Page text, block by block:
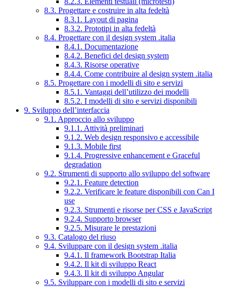
8.3. Progettare e costruire in alta fedeltà
8.3.1. Layout di pagina
8.3.2. Prototipi in alta fedeltà
8.4. Progettare con il design system .italia
8.4.1. Documentazione
8.4.2. Benefici del design system
8.4.3. Risorse operative
8.4.4. Come contribuire al design system .italia
8.5. Progettare con i modelli di sito e servizi
8.5.1. Vantaggi dell’utilizzo dei modelli
8.5.2. I modelli di sito e servizi disponibili
9. Sviluppo dell’interfaccia
9.1. Approccio allo sviluppo
9.1.1. Attività preliminari
9.1.2. Web design responsivo e accessibile
9.1.3. Mobile first
9.1.4. Progressive enhancement e Graceful
degradation
9.2. Strumenti di supporto allo sviluppo del software
9.2.1. Feature detection
9.2.2. Verificare le feature disponibili con Can I
use
9.2.3. Strumenti e risorse per CSS e JavaScript
9.2.4. Supporto browser
9.2.5. Misurare le prestazioni
9.3. Catalogo del riuso
9.4. Sviluppare con il design system .italia
9.4.1. Il framework Bootstrap Italia
9.4.2. Il kit di sviluppo React
9.4.3. Il kit di sviluppo Angular
9.5. Sviluppare con i modelli di sito e servizi